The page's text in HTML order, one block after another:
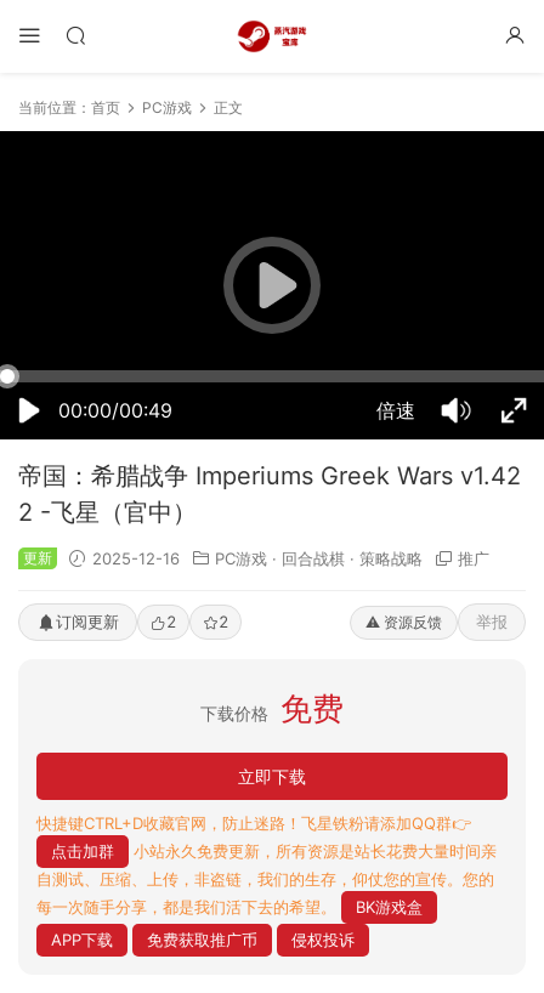
当前位置： 首页 PC游戏 正文
00:00/00:49 倍速
50% 75% 100%
帝国：希腊战争 Imperiums Greek Wars v1.42
2 -飞星（官中）
更新 2025-12-16 PC游戏 · 回合战棋 · 策略战略 推广
订阅更新 2 2 ⚠️ 资源反馈 举报
下载价格 免费
立即下载
快捷键CTRL+D收藏官网，防止迷路！飞星铁粉请添加QQ群👉
点击加群
小站永久免费更新，所有资源是站长花费大量时间亲
自测试、压缩、上传，非盗链，我们的生存，仰仗您的宣传。您的
每一次随手分享，都是我们活下去的希望。
BK游戏盒
APP下载
免费获取推广币 侵权投诉